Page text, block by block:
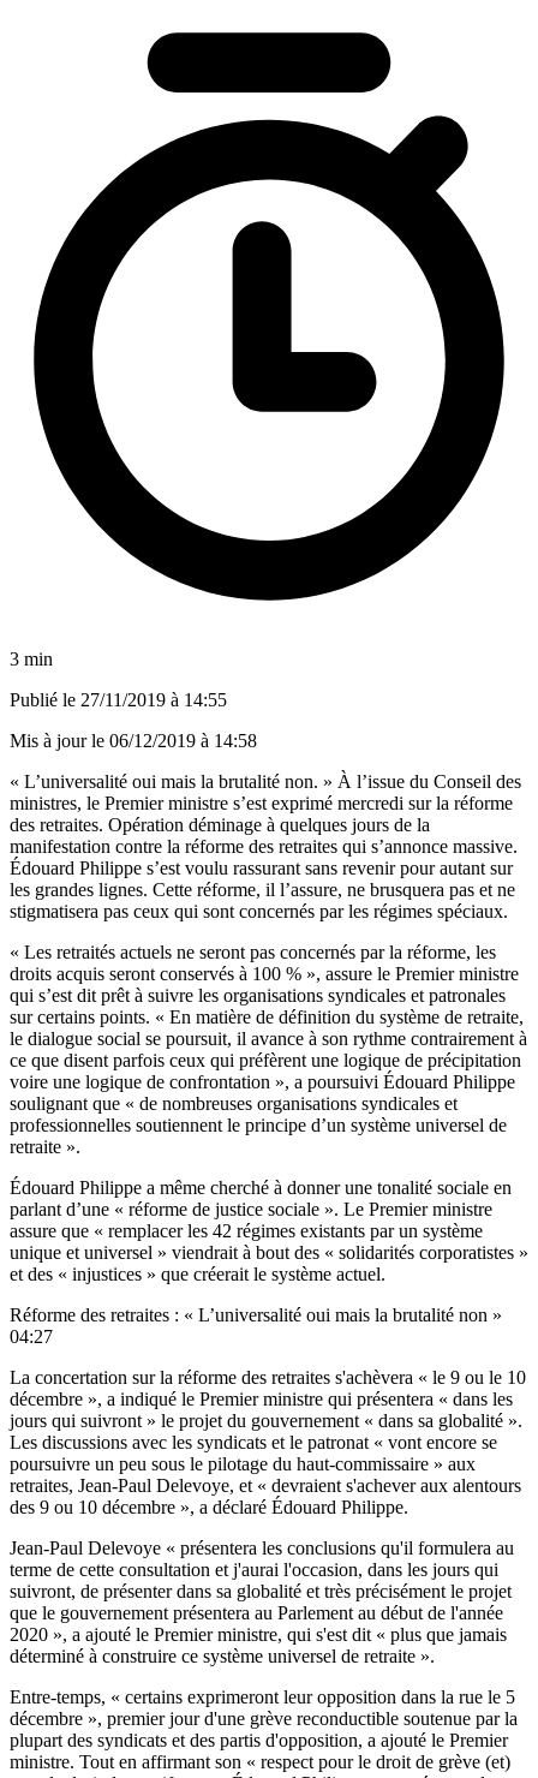
3 min
Publié le 27/11/2019 à 14:55
Mis à jour le 06/12/2019 à 14:58
« L’universalité oui mais la brutalité non. » À l’issue du Conseil des
ministres, le Premier ministre s’est exprimé mercredi sur la réforme
des retraites. Opération déminage à quelques jours de la
manifestation contre la réforme des retraites qui s’annonce massive.
Édouard Philippe s’est voulu rassurant sans revenir pour autant sur
les grandes lignes. Cette réforme, il l’assure, ne brusquera pas et ne
stigmatisera pas ceux qui sont concernés par les régimes spéciaux.
« Les retraités actuels ne seront pas concernés par la réforme, les
droits acquis seront conservés à 100 % », assure le Premier ministre
qui s’est dit prêt à suivre les organisations syndicales et patronales
sur certains points. « En matière de définition du système de retraite,
le dialogue social se poursuit, il avance à son rythme contrairement à
ce que disent parfois ceux qui préfèrent une logique de précipitation
voire une logique de confrontation », a poursuivi Édouard Philippe
soulignant que « de nombreuses organisations syndicales et
professionnelles soutiennent le principe d’un système universel de
retraite ».
Édouard Philippe a même cherché à donner une tonalité sociale en
parlant d’une « réforme de justice sociale ». Le Premier ministre
assure que « remplacer les 42 régimes existants par un système
unique et universel » viendrait à bout des « solidarités corporatistes »
et des « injustices » que créerait le système actuel.
Réforme des retraites : « L’universalité oui mais la brutalité non »
04:27
La concertation sur la réforme des retraites s'achèvera « le 9 ou le 10
décembre », a indiqué le Premier ministre qui présentera « dans les
jours qui suivront » le projet du gouvernement « dans sa globalité ».
Les discussions avec les syndicats et le patronat « vont encore se
poursuivre un peu sous le pilotage du haut-commissaire » aux
retraites, Jean-Paul Delevoye, et « devraient s'achever aux alentours
des 9 ou 10 décembre », a déclaré Édouard Philippe.
Jean-Paul Delevoye « présentera les conclusions qu'il formulera au
terme de cette consultation et j'aurai l'occasion, dans les jours qui
suivront, de présenter dans sa globalité et très précisément le projet
que le gouvernement présentera au Parlement au début de l'année
2020 », a ajouté le Premier ministre, qui s'est dit « plus que jamais
déterminé à construire ce système universel de retraite ».
Entre-temps, « certains exprimeront leur opposition dans la rue le 5
décembre », premier jour d'une grève reconductible soutenue par la
plupart des syndicats et des partis d'opposition, a ajouté le Premier
ministre. Tout en affirmant son « respect pour le droit de grève (et)